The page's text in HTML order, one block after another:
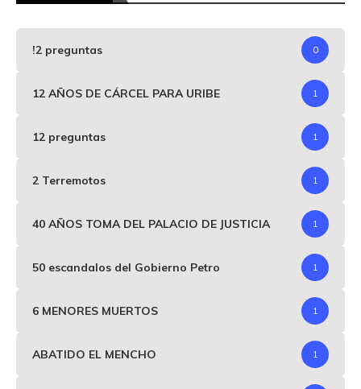
!2 preguntas 0
12 AÑOS DE CÁRCEL PARA URIBE 1
12 preguntas 1
2 Terremotos 1
40 AÑOS TOMA DEL PALACIO DE JUSTICIA 1
50 escandalos del Gobierno Petro 1
6 MENORES MUERTOS 1
ABATIDO EL MENCHO 1